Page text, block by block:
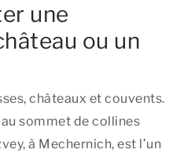
une
ou un
châteaux et couvents.
sommet de collines
à Mechernich, est l’un